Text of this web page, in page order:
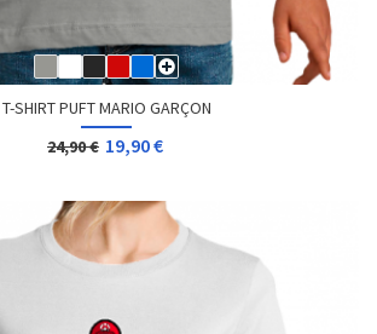
T-SHIRT PUFT MARIO GARÇON
24,90 € 19,90 €